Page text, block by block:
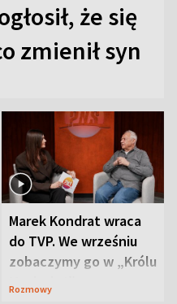
że się
zmienił syn
Marek Kondrat wraca
do TVP. We wrześniu
zobaczymy go w „Królu
Maciusiu I”
Rozmowy